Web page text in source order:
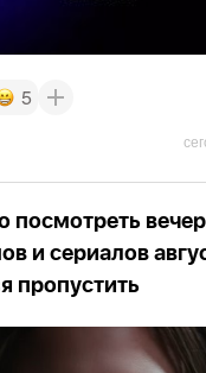
5
посмотреть
и сериалов
пропустить